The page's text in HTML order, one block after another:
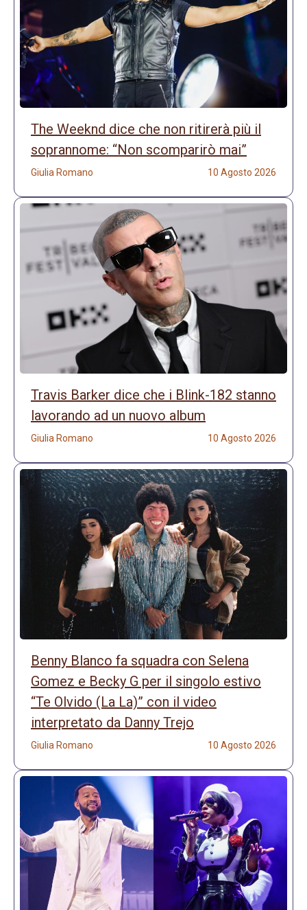
The Weeknd dice che non ritirerà più il
soprannome: “Non scomparirò mai”
Giulia Romano 10 Agosto 2026
Travis Barker dice che i Blink-182 stanno
lavorando ad un nuovo album
Giulia Romano 10 Agosto 2026
Benny Blanco fa squadra con Selena
Gomez e Becky G per il singolo estivo
“Te Olvido (La La)” con il video
interpretato da Danny Trejo
Giulia Romano 10 Agosto 2026